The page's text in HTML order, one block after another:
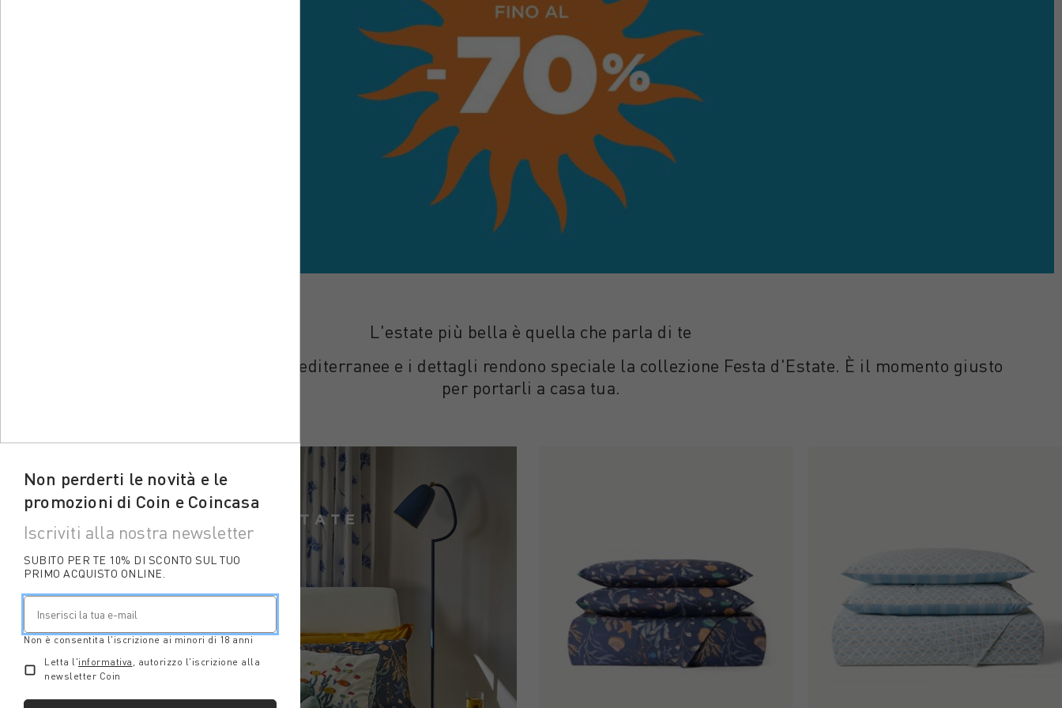
L'estate più bella è quella che parla di te
I colori del mare, le fantasie mediterranee e i dettagli rendono speciale la collezione Festa d'Estate. È il momento giusto
per portarli a casa tua.
Non perderti le novità e le
promozioni di Coin e Coincasa
Iscriviti alla nostra newsletter
SUBITO PER TE 10% DI SCONTO SUL TUO
PRIMO ACQUISTO ONLINE.
Non è consentita l'iscrizione ai minori di 18 anni
Letta l'informativa , autorizzo l'iscrizione alla
newsletter Coin